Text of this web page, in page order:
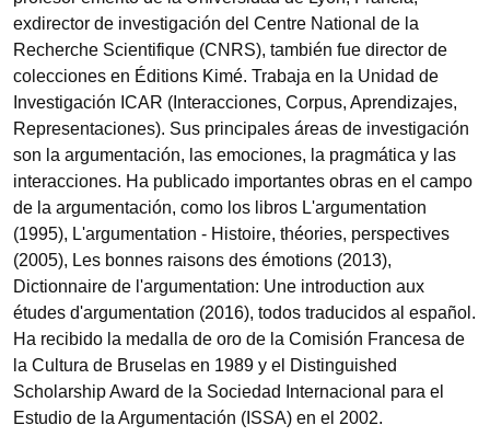
exdirector de investigación del Centre National de la
Recherche Scientifique (CNRS), también fue director de
colecciones en Éditions Kimé. Trabaja en la Unidad de
Investigación ICAR (Interacciones, Corpus, Aprendizajes,
Representaciones). Sus principales áreas de investigación
son la argumentación, las emociones, la pragmática y las
interacciones. Ha publicado importantes obras en el campo
de la argumentación, como los libros L'argumentation
(1995), L'argumentation - Histoire, théories, perspectives
(2005), Les bonnes raisons des émotions (2013),
Dictionnaire de l'argumentation: Une introduction aux
études d'argumentation (2016), todos traducidos al español.
Ha recibido la medalla de oro de la Comisión Francesa de
la Cultura de Bruselas en 1989 y el Distinguished
Scholarship Award de la Sociedad Internacional para el
Estudio de la Argumentación (ISSA) en el 2002.